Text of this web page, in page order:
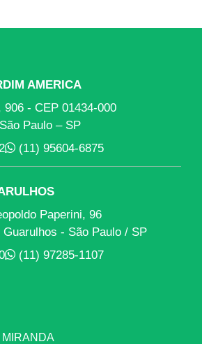
AMERICA
906 - CEP 01434-000
Paulo – SP
(11) 95604-6875
Paperini, 96
- São Paulo / SP
(11) 97285-1107